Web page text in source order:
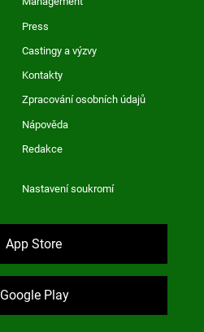
Press
Castingy a výzvy
Kontakty
Zpracování osobních údajů
Nápověda
Redakce
Nastavení soukromí
App Store
Google Play